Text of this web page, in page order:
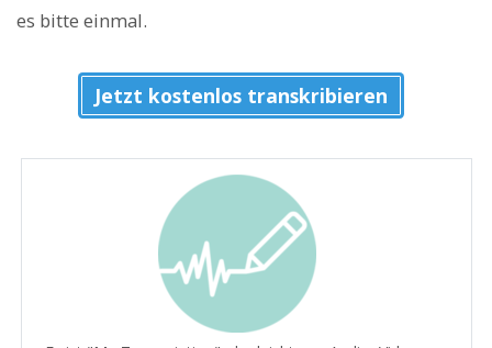
es bitte einmal.
Jetzt kostenlos transkribieren